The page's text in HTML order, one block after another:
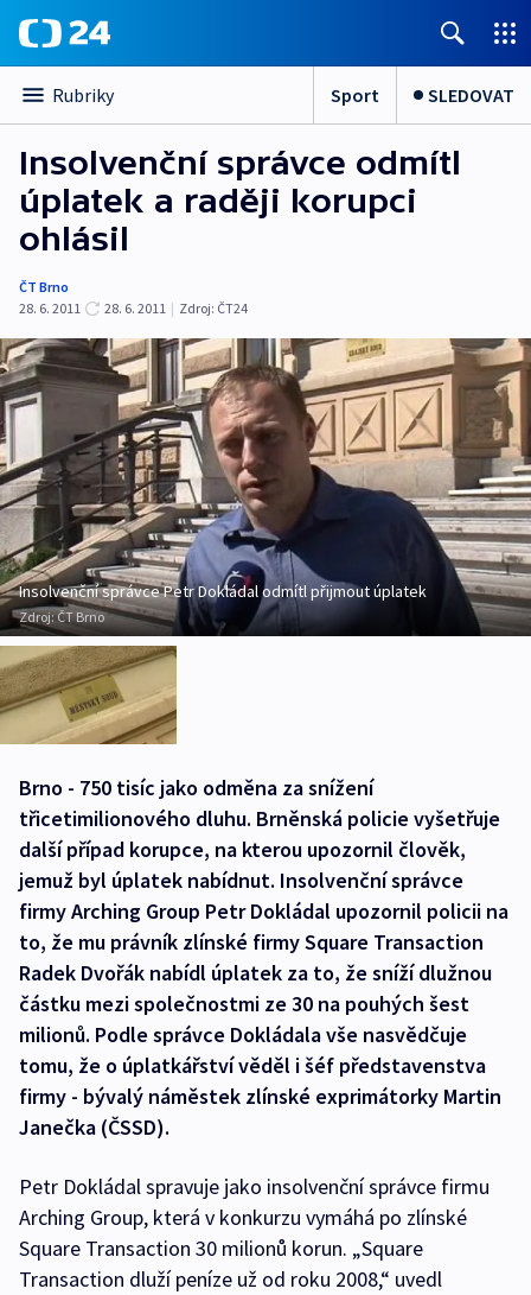
Rubriky Sport SLEDOVAT
Insolvenční správce odmítl
úplatek a raději korupci
ohlásil
ČT Brno
28. 6. 2011
28. 6. 2011 | Zdroj: ČT24
Insolvenční správce Petr Dokládal odmítl přijmout úplatek
Zdroj:ČT Brno
Brno - 750 tisíc jako odměna za snížení
třicetimilionového dluhu. Brněnská policie vyšetřuje
další případ korupce, na kterou upozornil člověk,
jemuž byl úplatek nabídnut. Insolvenční správce
firmy Arching Group Petr Dokládal upozornil policii na
to, že mu právník zlínské firmy Square Transaction
Radek Dvořák nabídl úplatek za to, že sníží dlužnou
částku mezi společnostmi ze 30 na pouhých šest
milionů. Podle správce Dokládala vše nasvědčuje
tomu, že o úplatkářství věděl i šéf představenstva
firmy - bývalý náměstek zlínské exprimátorky Martin
Janečka (ČSSD).
Petr Dokládal spravuje jako insolvenční správce firmu
Arching Group, která v konkurzu vymáhá po zlínské
Square Transaction 30 milionů korun. „Square
Transaction dluží peníze už od roku 2008,“ uvedl